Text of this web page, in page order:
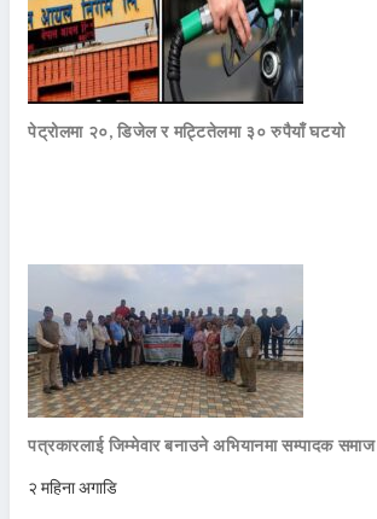
पेट्रोलमा २०, डिजेल र मट्टितेलमा ३० रुपैयाँ घटयो
पत्रकारलाई जिम्मेवार बनाउने अभियानमा सम्पादक समाज
२ महिना अगाडि